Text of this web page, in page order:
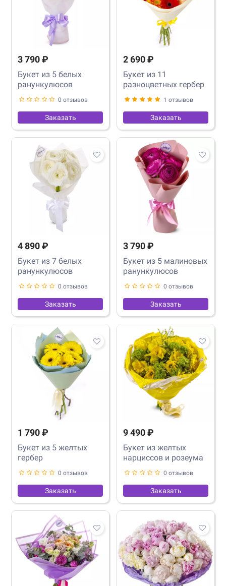
3 790 ₽
Букет из 5 белых
ранункулюсов
0 отзывов
Заказать
2 690 ₽
Букет из 11
разноцветных гербер
1 отзывов
Заказать
4 890 ₽
Букет из 7 белых
ранункулюсов
0 отзывов
Заказать
3 790 ₽
Букет из 5 малиновых
ранункулюсов
0 отзывов
Заказать
1 790 ₽
Букет из 5 желтых
гербер
0 отзывов
Заказать
9 490 ₽
Букет из желтых
нарциссов и розеума
0 отзывов
Заказать